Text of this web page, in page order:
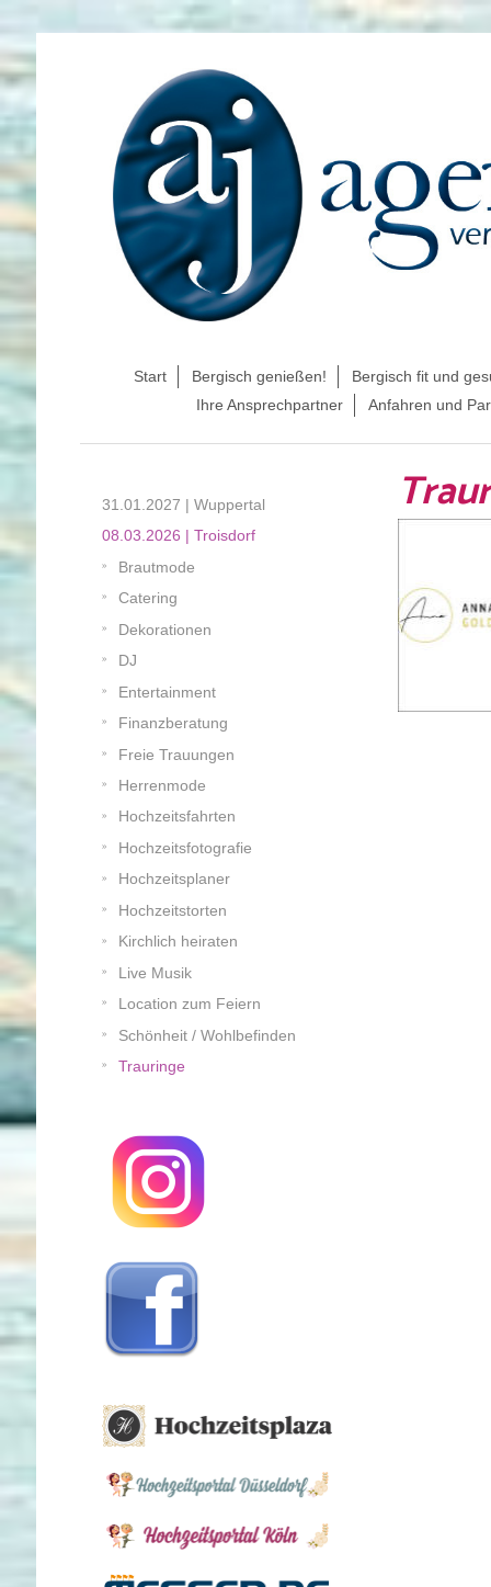
Start Bergisch genießen!
Bergisch fit und
Ihre Ansprechpartner
Anfahren und
31.01.2027 | Wuppertal
08.03.2026 | Troisdorf
Brautmode
Catering
Dekorationen
DJ
Entertainment
Finanzberatung
Freie Trauungen
Herrenmode
Hochzeitsfahrten
Hochzeitsfotografie
Hochzeitsplaner
Hochzeitstorten
Kirchlich heiraten
Live Musik
Location zum Feiern
Schönheit / Wohlbefinden
Trauringe